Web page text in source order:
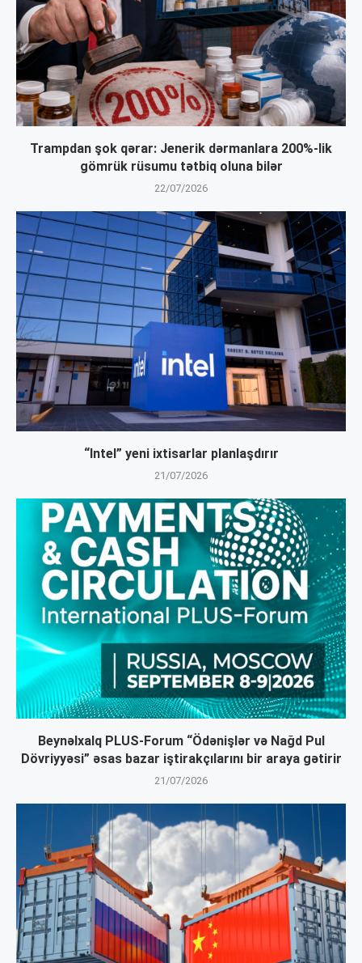
Trampdan şok qərar: Jenerik dərmanlara 200%-lik
gömrük rüsumu tətbiq oluna bilər
22/07/2026
“Intel” yeni ixtisarlar planlaşdırır
21/07/2026
Beynəlxalq PLUS-Forum “Ödənişlər və Nağd Pul
Dövriyyəsi” əsas bazar iştirakçılarını bir araya gətirir
21/07/2026